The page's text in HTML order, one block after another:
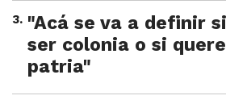
3. "Acá se va a definir
ser colonia o si
patria"